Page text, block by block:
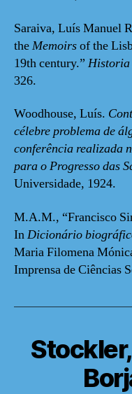
Saraiva, Luís Manuel
theMemoirsof the
19th century.” Historia
326.
Woodhouse, Luís.
célebre problema de
conferência realizada
para o Progresso das
Universidade, 1924.
M.A.M., “Francisco
InDicionário
Maria Filomena
Imprensa de Ciências